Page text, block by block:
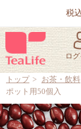
税
トップ お茶・飲料
ポット用50個入